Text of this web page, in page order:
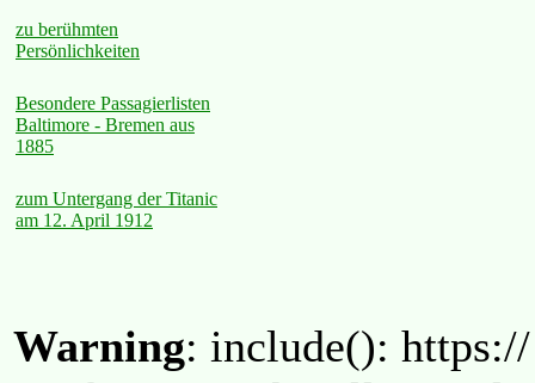
zu berühmten
Persönlichkeiten
Besondere Passagierlisten
Baltimore - Bremen aus
1885
zum Untergang der Titanic
am 12. April 1912
Warning: include():